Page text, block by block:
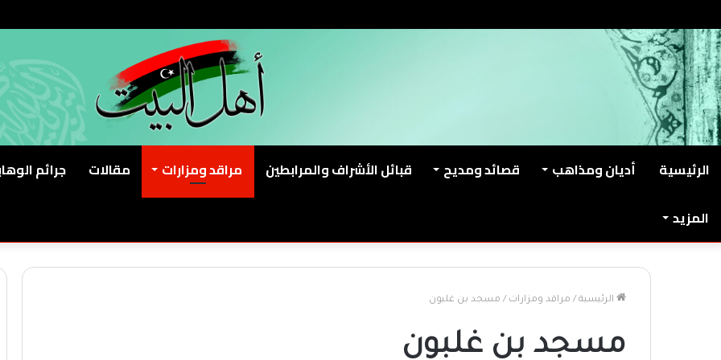
الرئيسية أديان ومذاهب قصائد ومديح قبائل الأشراف والمرابطين مراقد ومزارات مقالات جرائم
المزيد
الرئيسية / مراقد ومزارات / مسجد بن غلبون
مسجد بن غلبون